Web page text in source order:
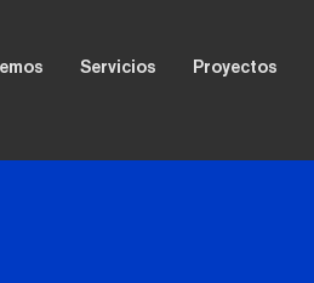
Servicios Proyectos